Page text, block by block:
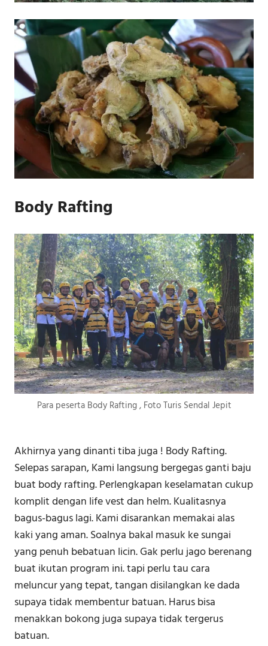
Body Rafting
Para peserta Body Rafting , Foto Turis Sendal Jepit
Akhirnya yang dinanti tiba juga ! Body Rafting.
Selepas sarapan, Kami langsung bergegas ganti baju
buat body rafting. Perlengkapan keselamatan cukup
komplit dengan life vest dan helm. Kualitasnya
bagus-bagus lagi. Kami disarankan memakai alas
kaki yang aman. Soalnya bakal masuk ke sungai
yang penuh bebatuan licin. Gak perlu jago berenang
buat ikutan program ini. tapi perlu tau cara
meluncur yang tepat, tangan disilangkan ke dada
supaya tidak membentur batuan. Harus bisa
menakkan bokong juga supaya tidak tergerus
batuan.